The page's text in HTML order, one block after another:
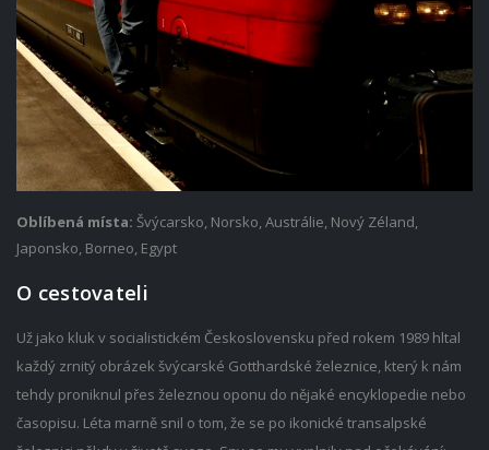
Oblíbená místa: Švýcarsko, Norsko, Austrálie, Nový Zéland,
Japonsko, Borneo, Egypt
O cestovateli
Už jako kluk v socialistickém Československu před rokem 1989 hltal
každý zrnitý obrázek švýcarské Gotthardské železnice, který k nám
tehdy proniknul přes železnou oponu do nějaké encyklopedie nebo
časopisu. Léta marně snil o tom, že se po ikonické transalpské